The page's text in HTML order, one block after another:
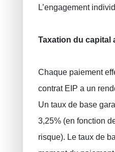
L’engagement
Taxation du capital
Chaque paiement
contrat EIP a un
Un taux de base
3,25% (en fonction
risque). Le taux de